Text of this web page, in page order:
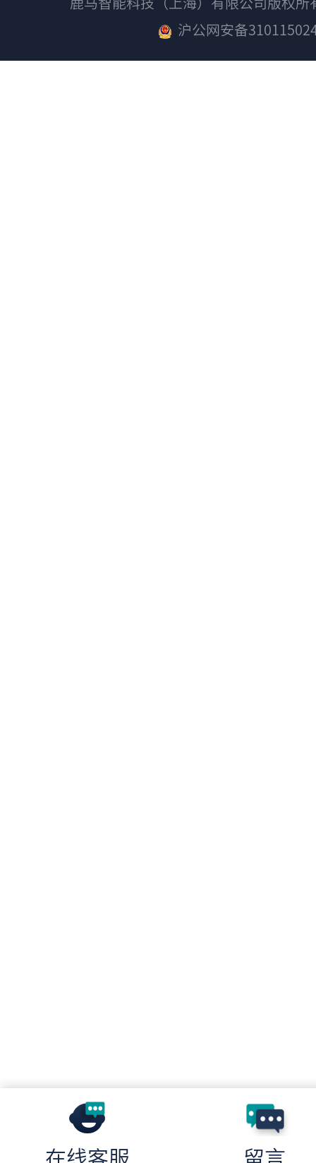
鹿马智能科技（上海）有限公司版权
沪公网安备
在线客服 留言